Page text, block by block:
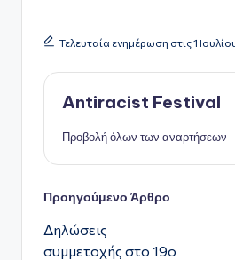
Τελευταία ενημέρωση στις 1
Antiracist Festival
Προβολή όλων των αναρτήσεων
Πλοήγηση
δημοσιεύσεων
Προηγούμενο Άρθρο
Δηλώσεις
συμμετοχής στο 19ο